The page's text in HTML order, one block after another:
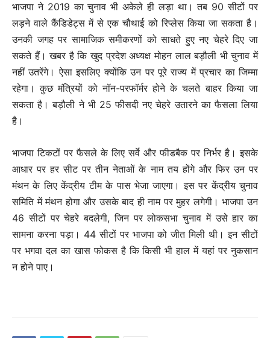
भाजपा ने 2019 का चुनाव भी अकेले ही लड़ा था। तब 90 सीटों पर
लड़ने वाले कैंडिडेट्स में से एक चौथाई को रिप्लेस किया जा सकता है।
उनकी जगह पर सामाजिक समीकरणों को साधते हुए नए चेहरे दिए जा
सकते हैं। खबर है कि खुद प्रदेश अध्यक्ष मोहन लाल बड़ौली भी चुनाव में
नहीं उतरेंगे। ऐसा इसलिए क्योंकि उन पर पूरे राज्य में प्रचार का जिम्मा
रहेगा। कुछ मंत्रियों को नॉन-परफॉर्मर होने के चलते बाहर किया जा
सकता है। बड़ौली ने भी 25 फीसदी नए चेहरे उतारने का फैसला लिया
है।
भाजपा टिकटों पर फैसले के लिए सर्वे और फीडबैक पर निर्भर है। इसके
आधार पर हर सीट पर तीन नेताओं के नाम तय होंगे और फिर उन पर
मंथन के लिए केंद्रीय टीम के पास भेजा जाएगा। इस पर केंद्रीय चुनाव
समिति में मंथन होगा और उसके बाद ही नाम पर मुहर लगेगी। भाजपा उन
46 सीटों पर चेहरे बदलेगी, जिन पर लोकसभा चुनाव में उसे हार का
सामना करना पड़ा। 44 सीटों पर भाजपा को जीत मिली थी। इन सीटों
पर भगवा दल का खास फोकस है कि किसी भी हाल में यहां पर नुकसान
न होने पाए।